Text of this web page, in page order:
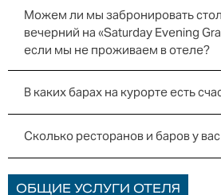
Можем ли мы забронировать
вечерний на «Saturday Evening
если мы не проживаем в отеле?
В каких барах на курорте есть
Сколько ресторанов и баров у
ОБЩИЕ УСЛУГИ ОТЕЛЯ